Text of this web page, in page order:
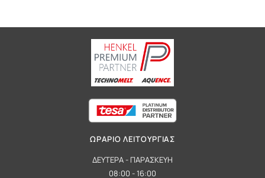
ΩΡΑΡΙΟ ΛΕΙΤΟΥΡΓΙΑΣ
ΔΕΥΤΕΡΑ - ΠΑΡΑΣΚΕΥΗ
08:00 - 16:00